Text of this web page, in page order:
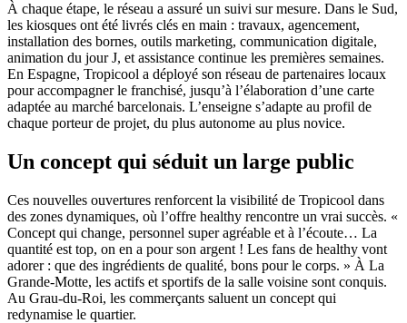
À chaque étape, le réseau a assuré un suivi sur mesure. Dans le Sud,
les kiosques ont été livrés clés en main : travaux, agencement,
installation des bornes, outils marketing, communication digitale,
animation du jour J, et assistance continue les premières semaines.
En Espagne, Tropicool a déployé son réseau de partenaires locaux
pour accompagner le franchisé, jusqu’à l’élaboration d’une carte
adaptée au marché barcelonais. L’enseigne s’adapte au profil de
chaque porteur de projet, du plus autonome au plus novice.
Un concept qui séduit un large public
Ces nouvelles ouvertures renforcent la visibilité de Tropicool dans
des zones dynamiques, où l’offre healthy rencontre un vrai succès. «
Concept qui change, personnel super agréable et à l’écoute… La
quantité est top, on en a pour son argent ! Les fans de healthy vont
adorer : que des ingrédients de qualité, bons pour le corps. » À La
Grande-Motte, les actifs et sportifs de la salle voisine sont conquis.
Au Grau-du-Roi, les commerçants saluent un concept qui
redynamise le quartier.